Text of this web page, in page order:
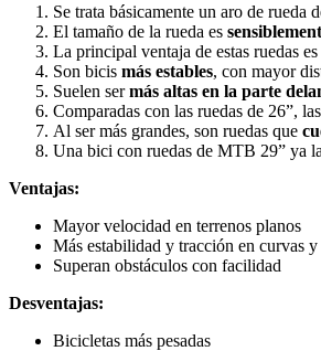
Se trata básicamente un aro de rueda
El tamaño de la rueda es
La principal ventaja de estas ruedas
Son bicis más estables, con mayor
Suelen sermás altas en la parte
Comparadas con las ruedas de 26”,
Al ser más grandes, son ruedas que
Una bici con ruedas de MTB 29” ya
Ventajas:
Mayor velocidad en terrenos planos
Más estabilidad y tracción en curvas y
Superan obstáculos con facilidad
Desventajas:
Bicicletas más pesadas